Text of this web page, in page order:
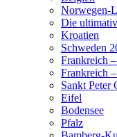
Norwegen-
Die
Kroatien
Schweden
Frankreich
Frankreich
Sankt Peter
Eifel
Bodensee
Pfalz